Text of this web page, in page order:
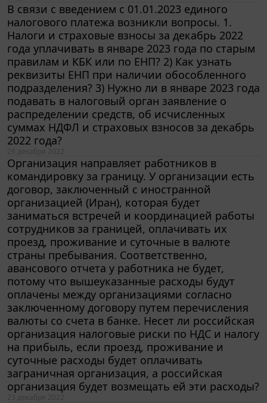
налогового платежа возникли вопросы. 1.
Налоги и страховые взносы за декабрь 2022
года уплачивать в январе 2023 года по старым
правилам и КБК или по ЕНП? 2) Как узнать
реквизиты ЕНП при наличии обособленного
подразделения? 3) Нужно ли в январе 2023 года
подавать в налоговый орган заявление о
распределении средств, об исчисленных
суммах НДФЛ и страховых взносов за декабрь
2022 года?
26 декабря 2022
командировку за границу. У организации есть
договор, заключенный с иностранной
организацией (Иран), которая будет
заниматься встречей и координацией работы
сотрудников за границей, оплачивать их
проезд, проживание и суточные в валюте
страны пребывания. Соответственно,
авансового отчета у работника не будет,
потому что вышеуказанные расходы будут
оплачены между организациями согласно
заключенному договору путем перечисления
валюты со счета в банке. Несет ли российская
организация налоговые риски по НДС и налогу
на прибыль, если проезд, проживание и
суточные расходы будет оплачивать
заграничная организация, а российская
организация будет возмещать ей эти расходы?
23 декабря 2022